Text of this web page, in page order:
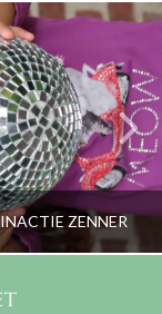
ZENNER